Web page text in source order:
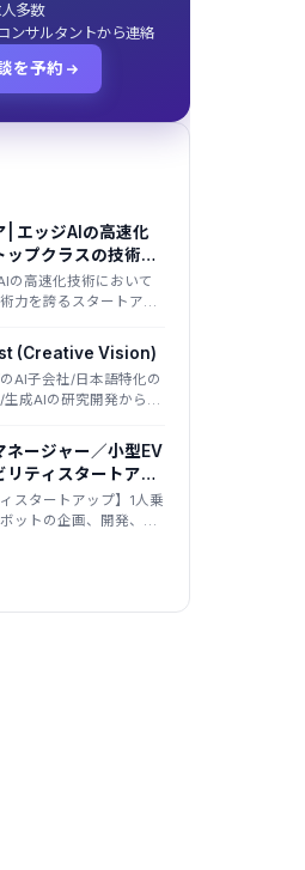
多数
ンサルタントから連絡
を予約
| エッジAIの高速化
プクラスの技術力
プの高速化技術において
力を誇るスタートアッ
(Creative Vision)
AI子会社/日本語特化の
成AIの研究開発から社
ネージャー／小型EV
リティスタートアッ
スタートアップ】1人乗
ットの企画、開発、製